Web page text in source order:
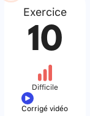
Exercice
10
Difficile
Corrigé vidéo